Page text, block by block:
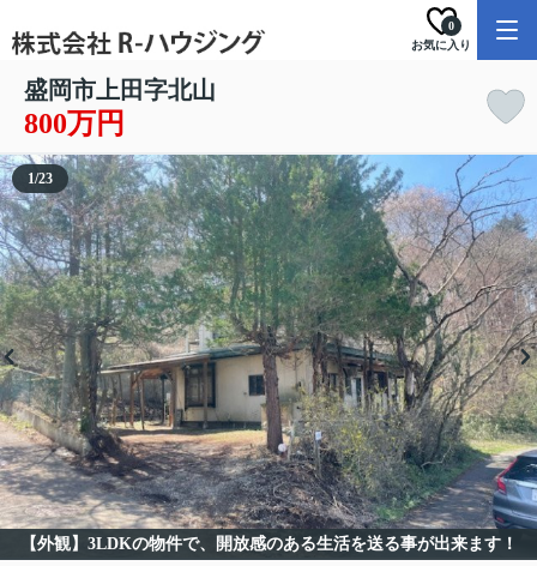
お気に入り
0
盛岡市上田字北山
800万円
【外観】3LDKの物件で、開放感のある生活を送る事が出来ます！
1/23